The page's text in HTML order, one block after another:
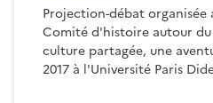
Projection-débat organisée
Comité d'histoire autour
culture partagée, une
2017 à l'Université Paris